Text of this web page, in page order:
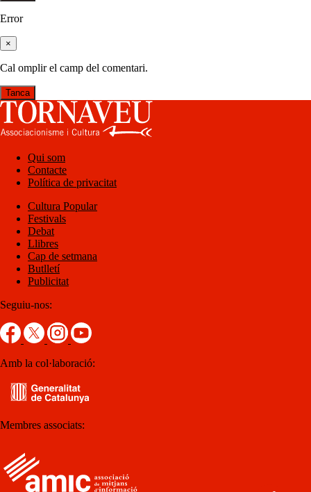
Error
×
Cal omplir el camp del comentari.
Tanca
Qui som
Contacte
Política de privacitat
Cultura Popular
Festivals
Debat
Llibres
Cap de setmana
Butlletí
Publicitat
Seguiu-nos:
Amb la col·laboració:
Membres associats: